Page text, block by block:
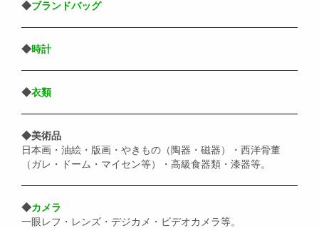
◆ブランドバッグ
◆時計
◆衣類
◆美術品
日本画・油絵・版画・やきもの（陶器・磁器）・西洋骨董
（ガレ・ドーム・マイセン等）・高級食器類・漆器等。
◆カメラ
一眼レフ・レンズ・デジカメ・ビデオカメラ等。